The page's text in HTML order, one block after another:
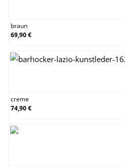
braun
69,90 €
creme
74,90 €